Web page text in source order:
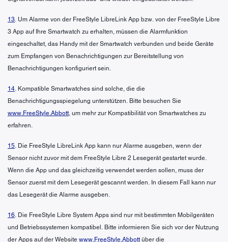
13. Um Alarme von der FreeStyle LibreLink App bzw. von der FreeStyle Libre
3 App auf Ihre Smartwatch zu erhalten, müssen die Alarmfunktion
eingeschaltet, das Handy mit der Smartwatch verbunden und beide Geräte
zum Empfangen von Benachrichtigungen zur Bereitstellung von
Benachrichtigungen konfiguriert sein.
14. Kompatible Smartwatches sind solche, die die
Benachrichtigungsspiegelung unterstützen. Bitte besuchen Sie
www.FreeStyle.Abbott, um mehr zur Kompatibilität von Smartwatches zu
erfahren.
15. Die FreeStyle LibreLink App kann nur Alarme ausgeben, wenn der
Sensor nicht zuvor mit dem FreeStyle Libre 2 Lesegerät gestartet wurde.
Wenn die App und das gleichzeitig verwendet werden sollen, muss der
Sensor zuerst mit dem Lesegerät gescannt werden. In diesem Fall kann nur
das Lesegerät die Alarme ausgeben.
16. Die FreeStyle Libre System Apps sind nur mit bestimmten Mobilgeräten
und Betriebssystemen kompatibel. Bitte informieren Sie sich vor der Nutzung
der Apps auf der Website www.FreeStyle.Abbott über die